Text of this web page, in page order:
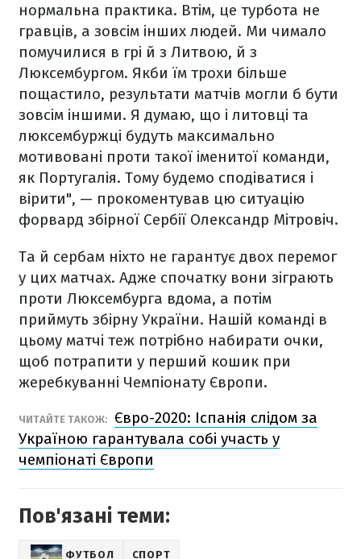
нормальна практика. Втім, це турбота не
гравців, а зовсім інших людей. Ми чимало
помучилися в грі й з Литвою, й з
Люксембургом. Якби їм трохи більше
пощастило, результати матчів могли б бути
зовсім іншими. Я думаю, що і литовці та
люксембуржці будуть максимально
мотивовані проти такої іменитої команди,
як Португалія. Тому будемо сподіватися і
вірити", — прокоментував цю ситуацію
форвард збірної Сербії Олександр Мітровіч.
Та й сербам ніхто не гарантує двох перемог
у цих матчах. Адже спочатку вони зіграють
проти Люксембурга вдома, а потім
приймуть збірну України. Нашій команді в
цьому матчі теж потрібно набирати очки,
щоб потрапити у перший кошик при
жеребкуванні Чемпіонату Європи.
ЧИТАЙТЕ ТАКОЖ:
Євро-2020: Іспанія слідом за
Україною гарантувала собі участь у
чемпіонаті Європи
Пов'язані теми:
ФУТБОЛ СПОРТ